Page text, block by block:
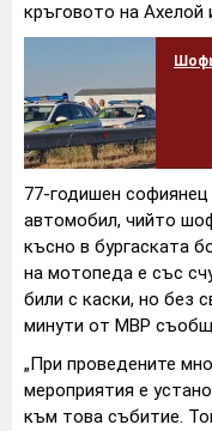
кръговото на Ахелой
77-годишен
автомобил, чийто
късно в бургаската
на мотопеда е със
били с каски, но без
минути от МВР
„При проведените
мероприятия е
към това събитие.